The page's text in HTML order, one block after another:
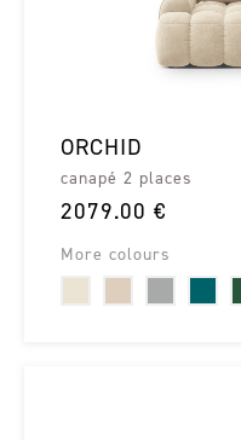
ORCHID
canapé 2 places
2079.00 €
More colours